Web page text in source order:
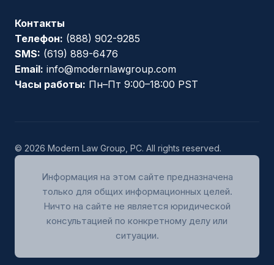
Контакты
Телефон: (888) 902-9285
SMS: (619) 889-6476
Email: info@modernlawgroup.com
Часы работы: Пн–Пт 9:00–18:00 PST
© 2026 Modern Law Group, PC. All rights reserved.
Информация на этом сайте предназначена
только для общих информационных целей.
Ничто на сайте не является юридической
консультацией по конкретному делу или
ситуации.